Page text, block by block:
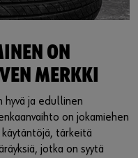
ON
MERKKI
hyvä ja edullinen
on jokamiehen
käytäntöjä, tärkeitä
jotka on syytä